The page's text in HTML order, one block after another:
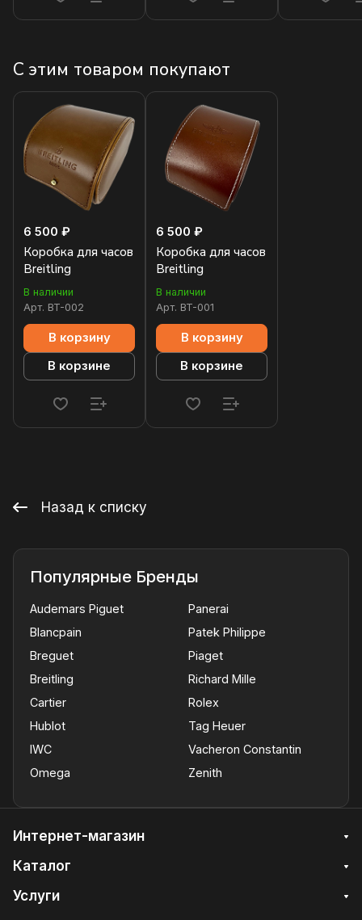
С этим товаром покупают
6 500 ₽
Коробка для часов
Breitling
В наличии
Арт. BT-002
В корзину
В корзине
6 500 ₽
Коробка для часов
Breitling
В наличии
Арт. BT-001
В корзину
В корзине
Назад к списку
Популярные Бренды
Audemars Piguet
Blancpain
Breguet
Breitling
Cartier
Hublot
IWC
Omega
Panerai
Patek Philippe
Piaget
Richard Mille
Rolex
Tag Heuer
Vacheron Constantin
Zenith
Интернет-магазин
Каталог
Услуги